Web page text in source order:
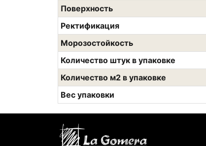
Поверхность
Ректификация
Морозостойкость
Количество штук в упаковке
Количество м2 в упаковке
Вес упаковки